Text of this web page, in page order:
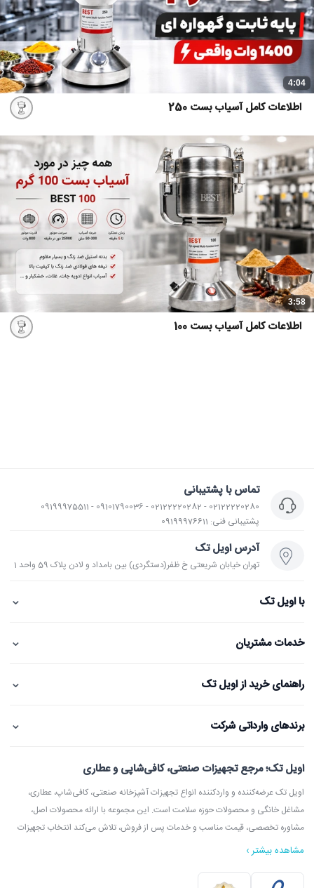
4:04
اطلاعات کامل آسیاب بست 250
3:58
اطلاعات کامل آسیاب بست 100
تماس با پشتیبانی
02122220280 - 02122220282 - 09101790036 - 09199975511
پشتیبانی فنی: 09199976611
آدرس اویل تک
تهران خیابان شریعتی خ ظفر(دستگردی) بین بامداد و لادن پلاک 59 واحد 1
با اویل تک ⌄
خدمات مشتریان ⌄
راهنمای خرید از اویل تک ⌄
برندهای وارداتی شرکت ⌄
اویل تک؛ مرجع تجهیزات صنعتی، کافی‌شاپی و عطاری
اویل تک عرضه‌کننده و واردکننده انواع تجهیزات آشپزخانه صنعتی، کافی‌شاپ، عطاری،
مشاغل خانگی و محصولات حوزه سلامت است. این مجموعه با ارائه محصولات اصل،
مشاوره تخصصی، قیمت مناسب و خدمات پس از فروش، تلاش می‌کند انتخاب تجهیزات
در اویل تک می‌توانید انواع دستگاه آسیاب عطاری، آسیاب قهوه، دستگاه روغن‌گیری،
مشاهده بیشتر ›